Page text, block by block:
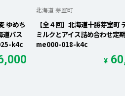
ゆめち
道パス
k4c
北海道 芽室町
【全４回】北海道十勝芽室町
ミルクとアイス詰め合わせ定
me000-018-k4c
¥